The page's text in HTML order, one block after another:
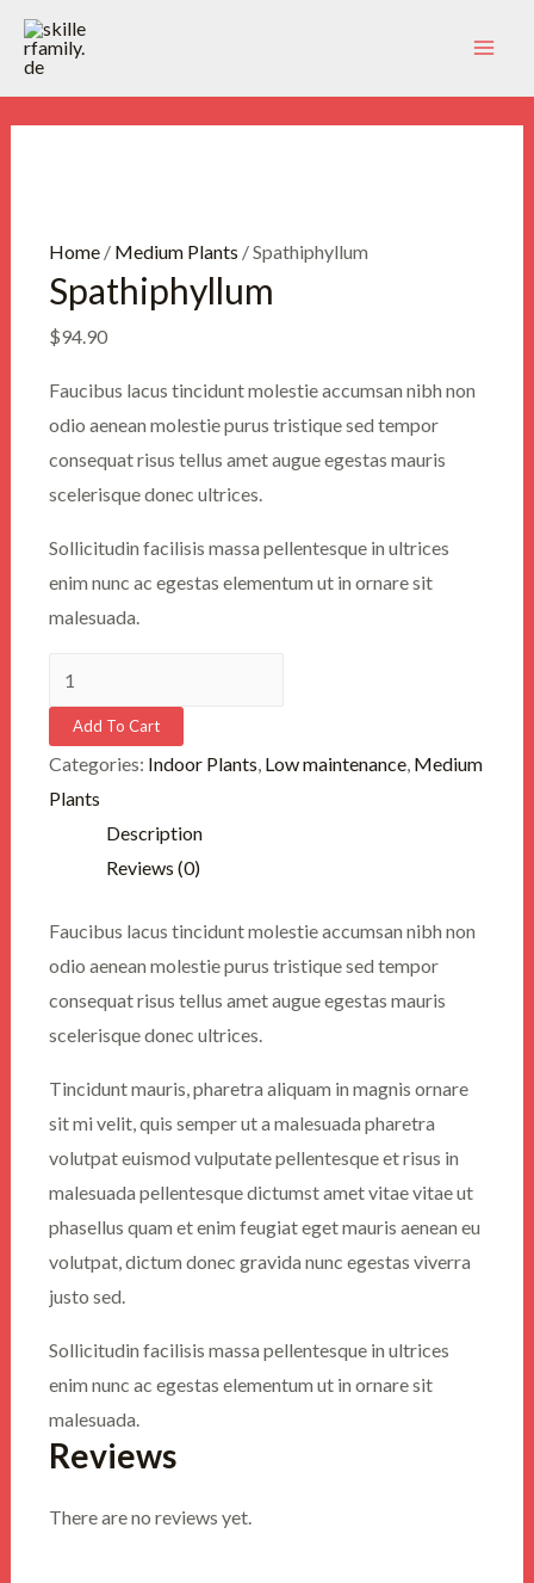
Zum
Inhalt
Home/ Medium Plants / Spathiphyllum
Spathiphyllum
$94.90
Faucibus lacus tincidunt molestie accumsan nibh non
odio aenean molestie purus tristique sed tempor
consequat risus tellus amet augue egestas mauris
scelerisque donec ultrices.
Sollicitudin facilisis massa pellentesque in ultrices
enim nunc ac egestas elementum ut in ornare sit
malesuada.
quantity
Add To Cart
Categories: Indoor Plants Low maintenance, Medium
Plants
Description
Reviews (0)
Faucibus lacus tincidunt molestie accumsan nibh non
odio aenean molestie purus tristique sed tempor
consequat risus tellus amet augue egestas mauris
scelerisque donec ultrices.
Tincidunt mauris, pharetra aliquam in magnis ornare
sit mi velit, quis semper ut a malesuada pharetra
volutpat euismod vulputate pellentesque et risus in
malesuada pellentesque dictumst amet vitae vitae ut
phasellus quam et enim feugiat eget mauris aenean eu
volutpat, dictum donec gravida nunc egestas viverra
justo sed.
Sollicitudin facilisis massa pellentesque in ultrices
enim nunc ac egestas elementum ut in ornare sit
malesuada.
Reviews
There are no reviews yet.